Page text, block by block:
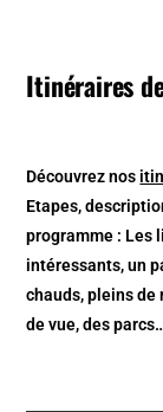
Itinéraires
Découvrez nos
Etapes,
programme : Les
intéressants, un
chauds, pleins
de vue, des